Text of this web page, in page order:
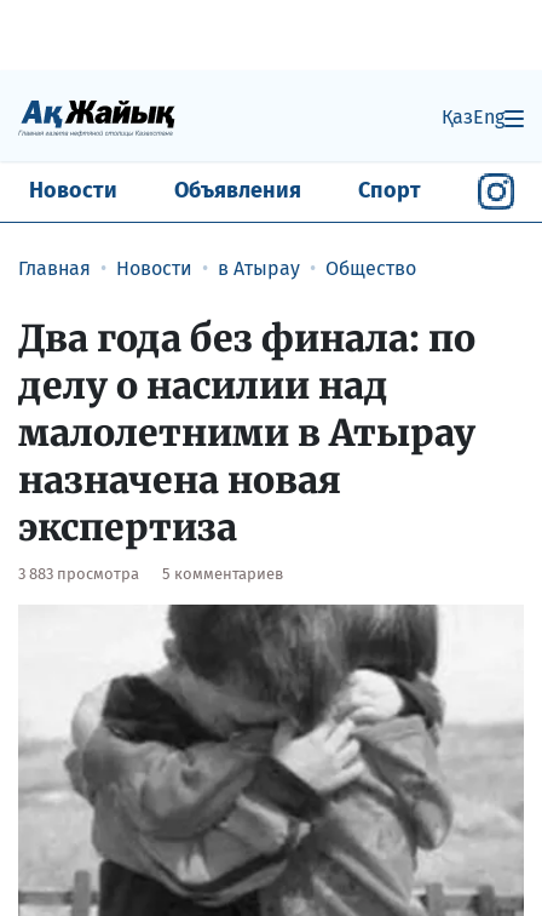
ҚазEng
Новости Объявления Спорт
Главная Новости в Атырау Общество
Два года без финала: по
делу о насилии над
малолетними в Атырау
назначена новая
экспертиза
3 883 просмотра 5 комментариев